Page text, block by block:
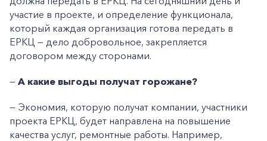
участие в проекте, и определение функционала,
который каждая организация готова передать в
ЕРКЦ — дело добровольное, закрепляется
договором между сторонами.
— А какие выгоды получат горожане?
— Экономия, которую получат компании, участники
проекта ЕРКЦ, будет направлена на повышение
качества услуг, ремонтные работы. Например,